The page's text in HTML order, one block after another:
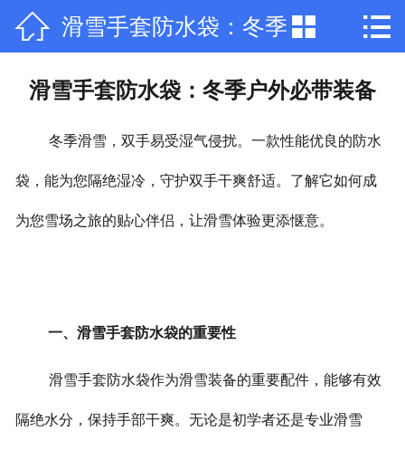
 网站首页
 滑雪手套防水袋：冬季
户外必带装备
 
滑雪手套防水袋：冬季户外必带装备
冬季滑雪，双手易受湿气侵扰。一款性能优良的防水
袋，能为您隔绝湿冷，守护双手干爽舒适。了解它如何成
为您雪场之旅的贴心伴侣，让滑雪体验更添惬意。
一、滑雪手套防水袋的重要性
滑雪手套防水袋作为滑雪装备的重要配件，能够有效
隔绝水分，保持手部干爽。无论是初学者还是专业滑雪